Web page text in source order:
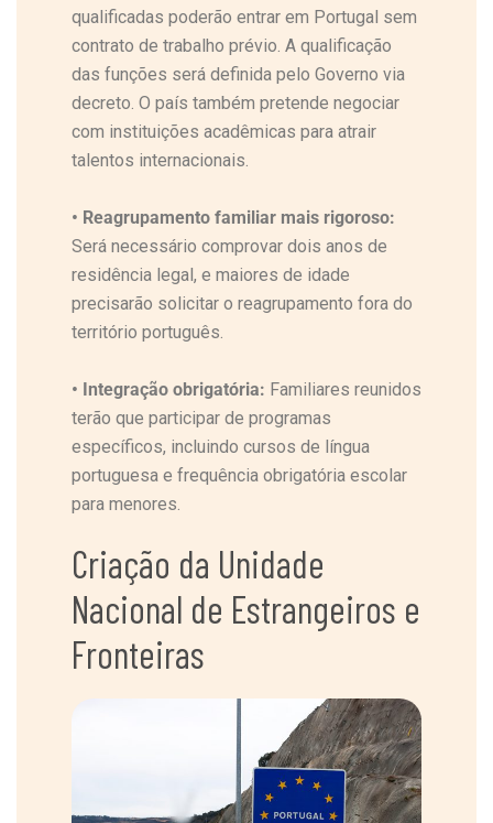
qualificadas poderão entrar em Portugal sem
contrato de trabalho prévio. A qualificação
das funções será definida pelo Governo via
decreto. O país também pretende negociar
com instituições acadêmicas para atrair
talentos internacionais.
• Reagrupamento familiar mais rigoroso:
Será necessário comprovar dois anos de
residência legal, e maiores de idade
precisarão solicitar o reagrupamento fora do
território português.
• Integração obrigatória: Familiares reunidos
terão que participar de programas
específicos, incluindo cursos de língua
portuguesa e frequência obrigatória escolar
para menores.
Criação da Unidade
Nacional de Estrangeiros e
Fronteiras